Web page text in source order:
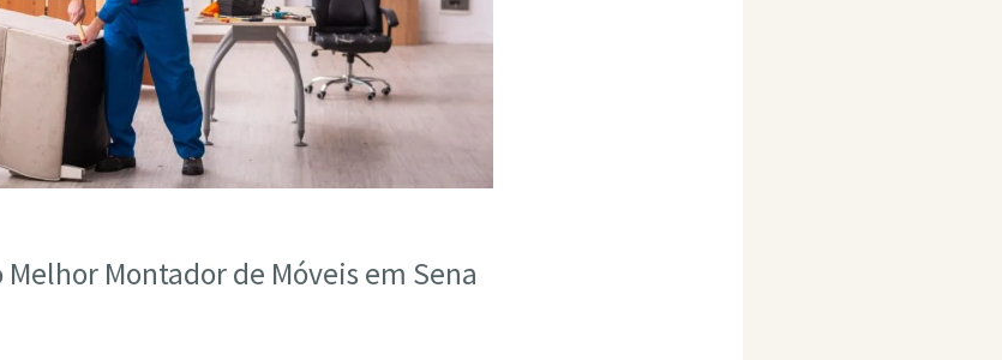
Melhor Montador de Móveis em Sena